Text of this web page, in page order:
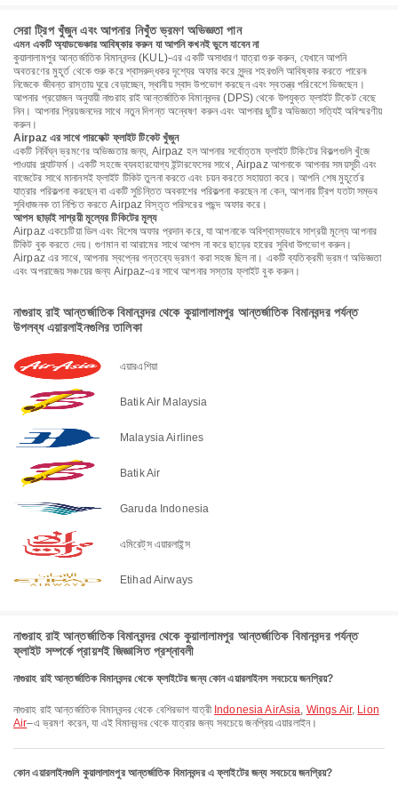
সেরা ট্রিপ খুঁজুন এবং আপনার নিখুঁত ভ্রমণ অভিজ্ঞতা পান
এমন একটি অ্যাডভেঞ্চার আবিষ্কার করুন যা আপনি কখনই ভুলে যাবেন না
কুয়ালালামপুর আন্তর্জাতিক বিমানবন্দর (KUL)-এর একটি অসাধারণ যাত্রা শুরু করুন, যেখানে আপনি
অবতরণের মুহূর্ত থেকে শুরু করে শ্বাসরুদ্ধকর দৃশ্যের অফার করে সুন্দর শহরগুলি আবিষ্কার করতে পারেন৷
নিজেকে জীবন্ত রাস্তায় ঘুরে বেড়াচ্ছেন, স্থানীয় স্বাদ উপভোগ করছেন এবং স্বতন্ত্র পরিবেশে ভিজছেন।
আপনার প্রয়োজন অনুযায়ী নাগুরাহ রাই আন্তর্জাতিক বিমানবন্দর (DPS) থেকে উপযুক্ত ফ্লাইট টিকেট বেছে
নিন। আপনার প্রিয়জনদের সাথে নতুন দিগন্ত অন্বেষণ করুন এবং আপনার ছুটির অভিজ্ঞতা সত্যিই অবিস্মরণীয়
করুন।
Airpaz এর সাথে পারফেক্ট ফ্লাইট টিকেট খুঁজুন
একটি নির্বিঘ্ন ভ্রমণের অভিজ্ঞতার জন্য, Airpaz হল আপনার সর্বোত্তম ফ্লাইট টিকিটের বিকল্পগুলি খুঁজে
পাওয়ার প্ল্যাটফর্ম। একটি সহজে ব্যবহারযোগ্য ইন্টারফেসের সাথে, Airpaz আপনাকে আপনার সময়সূচী এবং
বাজেটের সাথে মানানসই ফ্লাইট টিকিট তুলনা করতে এবং চয়ন করতে সহায়তা করে। আপনি শেষ মুহূর্তের
যাত্রার পরিকল্পনা করছেন বা একটি সুচিন্তিত অবকাশের পরিকল্পনা করছেন না কেন, আপনার ট্রিপ যতটা সম্ভব
সুবিধাজনক তা নিশ্চিত করতে Airpaz বিস্তৃত পরিসরের পছন্দ অফার করে।
আপস ছাড়াই সাশ্রয়ী মূল্যের টিকিটের মূল্য
Airpaz একচেটিয়া ডিল এবং বিশেষ অফার প্রদান করে, যা আপনাকে অবিশ্বাস্যভাবে সাশ্রয়ী মূল্যে আপনার
টিকিট বুক করতে দেয়। গুণমান বা আরামের সাথে আপস না করে ছাড়ের হারের সুবিধা উপভোগ করুন।
Airpaz এর সাথে, আপনার স্বপ্নের গন্তব্যে ভ্রমণ করা সহজ ছিল না। একটি ব্যতিক্রমী ভ্রমণ অভিজ্ঞতা
এবং অপরাজেয় সঞ্চয়ের জন্য Airpaz-এর সাথে আপনার সস্তার ফ্লাইট বুক করুন।
নাগুরাহ রাই আন্তর্জাতিক বিমানবন্দর থেকে কুয়ালালামপুর আন্তর্জাতিক বিমানবন্দর পর্যন্ত
উপলব্ধ এয়ারলাইনগুলির তালিকা
এয়ারএশিয়া
Batik Air Malaysia
Malaysia Airlines
Batik Air
Garuda Indonesia
এমিরেট্‌স এয়ারলাইন্স
Etihad Airways
নাগুরাহ রাই আন্তর্জাতিক বিমানবন্দর থেকে কুয়ালালামপুর আন্তর্জাতিক বিমানবন্দর পর্যন্ত
ফ্লাইট সম্পর্কে প্রায়শই জিজ্ঞাসিত প্রশ্নাবলী
নাগুরাহ রাই আন্তর্জাতিক বিমানবন্দর থেকে ফ্লাইটের জন্য কোন এয়ারলাইনস সবচেয়ে জনপ্রিয়?
নাগুরাহ রাই আন্তর্জাতিক বিমানবন্দর থেকে বেশিরভাগ যাত্রী Indonesia AirAsia, Wings Air, Lion
Air–এ ভ্রমণ করেন, যা এই বিমানবন্দর থেকে যাত্রার জন্য সবচেয়ে জনপ্রিয় এয়ারলাইন।
কোন এয়ারলাইনগুলি কুয়ালালামপুর আন্তর্জাতিক বিমানবন্দর এ ফ্লাইটের জন্য সবচেয়ে জনপ্রিয়?